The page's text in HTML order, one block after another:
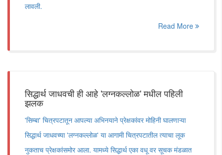
लावली.
Read More
सिद्धार्थ जाधवची ही आहे 'लग्नकल्लोळ' मधील पहिली
झलक
'सिम्बा' चित्रपटातून आपल्या अभिनयाने प्रेक्षकांवर मोहिनी घालणाऱ्या
सिद्धार्थ जाधवच्या 'लग्नकल्लोळ' या आगामी चित्रपटातील त्याचा लूक
नुकताच प्रेक्षकांसमोर आला. यामध्ये सिद्धार्थ एका वधू वर सूचक मंडळात